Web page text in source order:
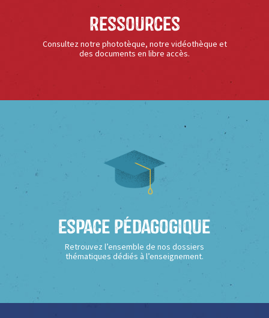
Ressources
Consultez notre phototèque, notre vidéothèque et
des documents en libre accès.
Espace Pédagogique
Retrouvez l’ensemble de nos dossiers
thématiques dédiés à l’enseignement.